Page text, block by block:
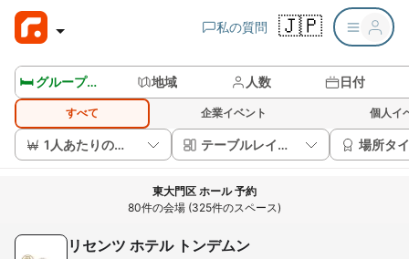
私の質問 🇯🇵
🛏️ グループルームを見る 地域 人数 日付
すべて 企業イベント 個人イ
1人あたりの価格 テーブルレイアウト 場所タ
東大門区 ホール 予約
80件の会場 (325件のスペース)
リセンツ ホテル トンデムン